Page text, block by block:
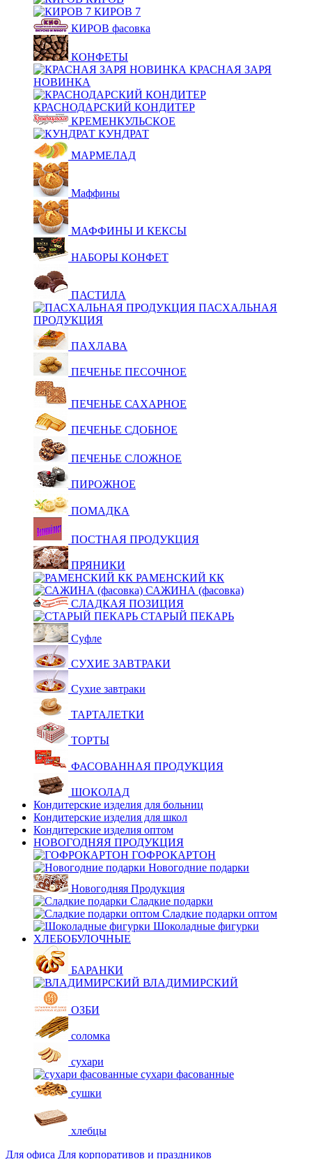
КИРОВ 7
КИРОВ фасовка
КОНФЕТЫ
КРАСНАЯ ЗАРЯ
НОВИНКА
КРАСНОДАРСКИЙ КОНДИТЕР
КРЕМЕНКУЛЬСКОЕ
КУНДРАТ
МАРМЕЛАД
Маффины
МАФФИНЫ И КЕКСЫ
НАБОРЫ КОНФЕТ
ПАСТИЛА
ПАСХАЛЬНАЯ
ПРОДУКЦИЯ
ПАХЛАВА
ПЕЧЕНЬЕ ПЕСОЧНОЕ
ПЕЧЕНЬЕ САХАРНОЕ
ПЕЧЕНЬЕ СДОБНОЕ
ПЕЧЕНЬЕ СЛОЖНОЕ
ПИРОЖНОЕ
ПОМАДКА
ПОСТНАЯ ПРОДУКЦИЯ
ПРЯНИКИ
РАМЕНСКИЙ КК
САЖИНА (фасовка)
СЛАДКАЯ ПОЗИЦИЯ
СТАРЫЙ ПЕКАРЬ
Суфле
СУХИЕ ЗАВТРАКИ
Сухие завтраки
ТАРТАЛЕТКИ
ТОРТЫ
ФАСОВАННАЯ ПРОДУКЦИЯ
ШОКОЛАД
Кондитерские изделия для больниц
Кондитерские изделия для школ
Кондитерские изделия оптом
НОВОГОДНЯЯ ПРОДУКЦИЯ
ГОФРОКАРТОН
Новогодние подарки
Новогодняя Продукция
Сладкие подарки
Сладкие подарки оптом
Шоколадные фигурки
ХЛЕБОБУЛОЧНЫЕ
БАРАНКИ
ВЛАДИМИРСКИЙ
ОЗБИ
соломка
сухари
сухари фасованные
сушки
хлебцы
Для офиса Для корпоративов и праздников